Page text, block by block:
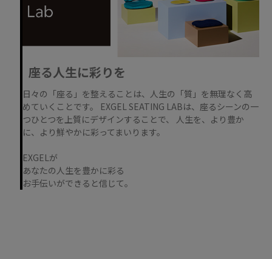
座る人生に彩りを
日々の「座る」を整えることは、人生の「質」を無理なく高
めていくことです。 EXGEL SEATING LABは、座るシーンの一
つひとつを上質にデザインすることで、 人生を、より豊か
に、より鮮やかに彩ってまいります。
EXGELが
あなたの人生を豊かに彩る
お手伝いができると信じて。